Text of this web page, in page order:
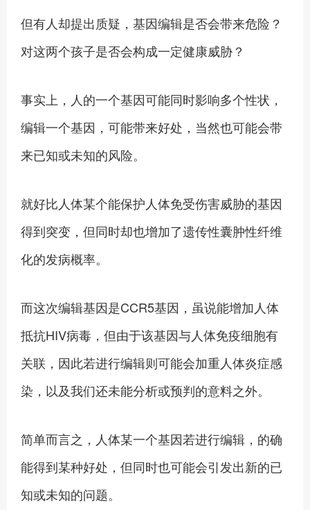
但有人却提出质疑，基因编辑是否会带来危险？
对这两个孩子是否会构成一定健康威胁？
事实上，人的一个基因可能同时影响多个性状，
编辑一个基因，可能带来好处，当然也可能会带
来已知或未知的风险。
就好比人体某个能保护人体免受伤害威胁的基因
得到突变，但同时却也增加了遗传性囊肿性纤维
化的发病概率。
而这次编辑基因是CCR5基因，虽说能增加人体
抵抗HIV病毒，但由于该基因与人体免疫细胞有
关联，因此若进行编辑则可能会加重人体炎症感
染，以及我们还未能分析或预判的意料之外。
简单而言之，人体某一个基因若进行编辑，的确
能得到某种好处，但同时也可能会引发出新的已
知或未知的问题。